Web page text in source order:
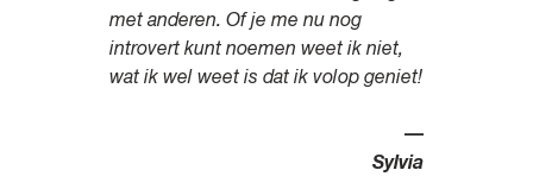
met anderen. Of je me nu nog
introvert kunt noemen weet ik niet,
wat ik wel weet is dat ik volop geniet!
—
Sylvia